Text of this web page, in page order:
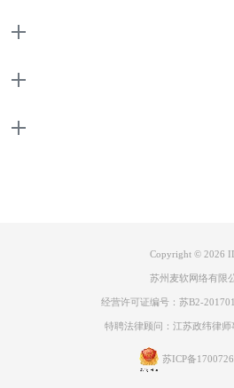
Copyright © 2026
苏州麦软网络有限
经营许可证编号：苏B2-
特聘法律顾问：江苏政纬律师
苏ICP备